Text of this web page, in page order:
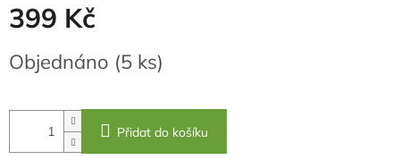
399 Kč
Měrná
cena:
Objednáno (5 ks)
Přidat do košíku